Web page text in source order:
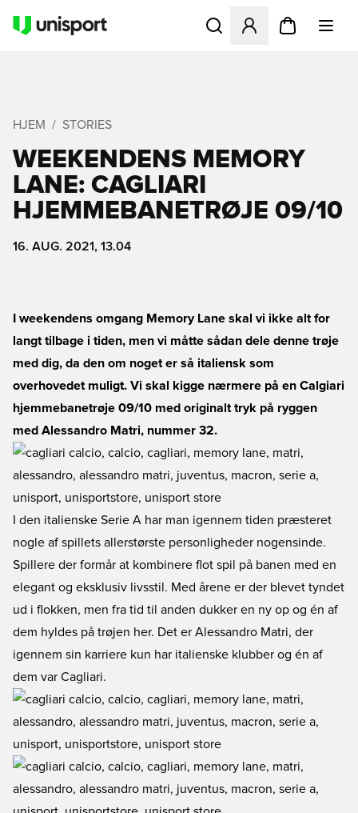
Åbner en Modal til at
HJEM STORIES
WEEKENDENS MEMORY
LANE: CAGLIARI
HJEMMEBANETRØJE 09/10
16. AUG. 2021, 13.04
I weekendens omgang Memory Lane skal vi ikke alt for
langt tilbage i tiden, men vi måtte sådan dele denne trøje
med dig, da den om noget er så italiensk som
overhovedet muligt. Vi skal kigge nærmere på en Calgiari
hjemmebanetrøje 09/10 med originalt tryk på ryggen
med Alessandro Matri, nummer 32.
I den italienske Serie A har man igennem tiden præsteret
nogle af spillets allerstørste personligheder nogensinde.
Spillere der formår at kombinere flot spil på banen med en
elegant og eksklusiv livsstil. Med årene er der blevet tyndet
ud i flokken, men fra tid til anden dukker en ny op og én af
dem hyldes på trøjen her. Det er Alessandro Matri, der
igennem sin karriere kun har italienske klubber og én af
dem var Cagliari.